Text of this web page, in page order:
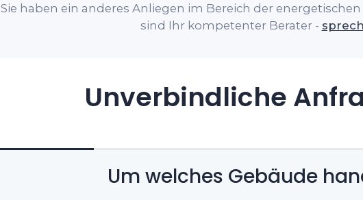
Sie haben ein anderes Anliegen im Bereich der
sind Ihr kompetenter Berater -
Unverbindliche